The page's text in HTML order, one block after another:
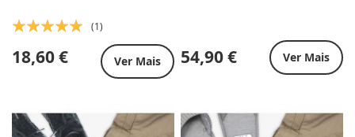
Classificação:
(1)
18,60 € Ver Mais 54,90 € Ver Mais